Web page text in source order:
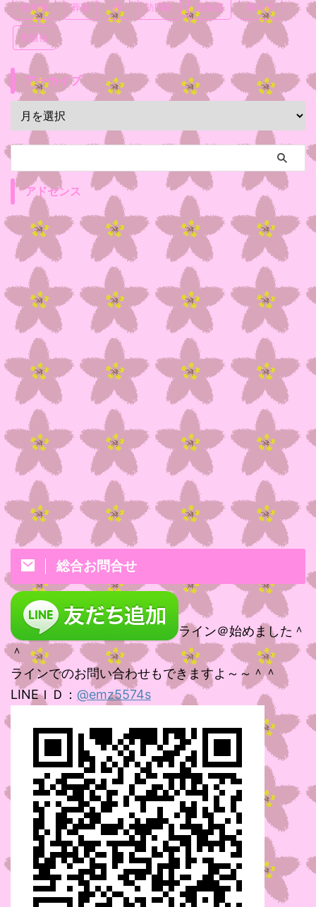
色無地 葬儀 袴 訪問着 豆知識 飾り帯
黒留袖
アーカイブ
アドセンス
総合お問合せ
ライン＠始めました＾
＾
ラインでのお問い合わせもできますよ～～＾＾
LINEＩＤ： @emz5574s